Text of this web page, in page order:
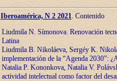
Iberoamérica, N 2 2021. Contenido
Liudmila N. Símonova. Renovaciόn
Latina
Liudmila B. Nikoláeva, Sergéy K.
implementaciόn de la “Agenda 2030”:
Natalia P. Kononkova, Natalia V.
actividad intelectual como factor del